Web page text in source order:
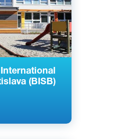
(BISB)